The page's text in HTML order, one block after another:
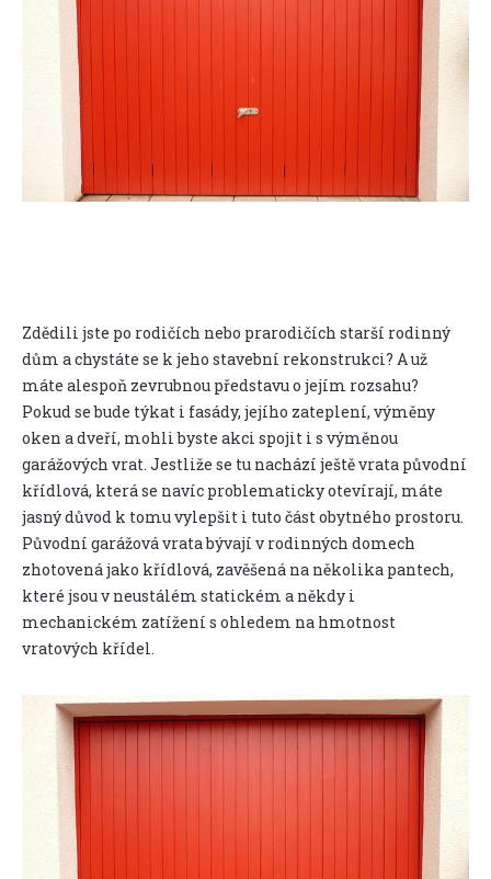
Zdědili jste po rodičích nebo prarodičích starší rodinný
dům a chystáte se k jeho stavební rekonstrukci? A už
máte alespoň zevrubnou představu o jejím rozsahu?
Pokud se bude týkat i fasády, jejího zateplení, výměny
oken a dveří, mohli byste akci spojit i s výměnou
garážových vrat. Jestliže se tu nachází ještě vrata původní
křídlová, která se navíc problematicky otevírají, máte
jasný důvod k tomu vylepšit i tuto část obytného prostoru.
Původní garážová vrata bývají v rodinných domech
zhotovená jako křídlová, zavěšená na několika pantech,
které jsou v neustálém statickém a někdy i
mechanickém zatížení s ohledem na hmotnost
vratových křídel.